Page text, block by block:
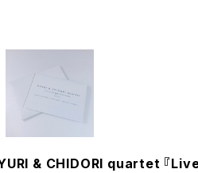
& CHIDORI quartet 『